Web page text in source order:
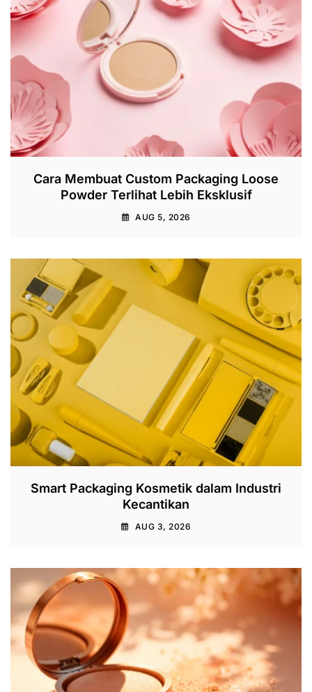
Cara Membuat Custom Packaging Loose
Powder Terlihat Lebih Eksklusif
AUG 5, 2026
Smart Packaging Kosmetik dalam Industri
Kecantikan
AUG 3, 2026